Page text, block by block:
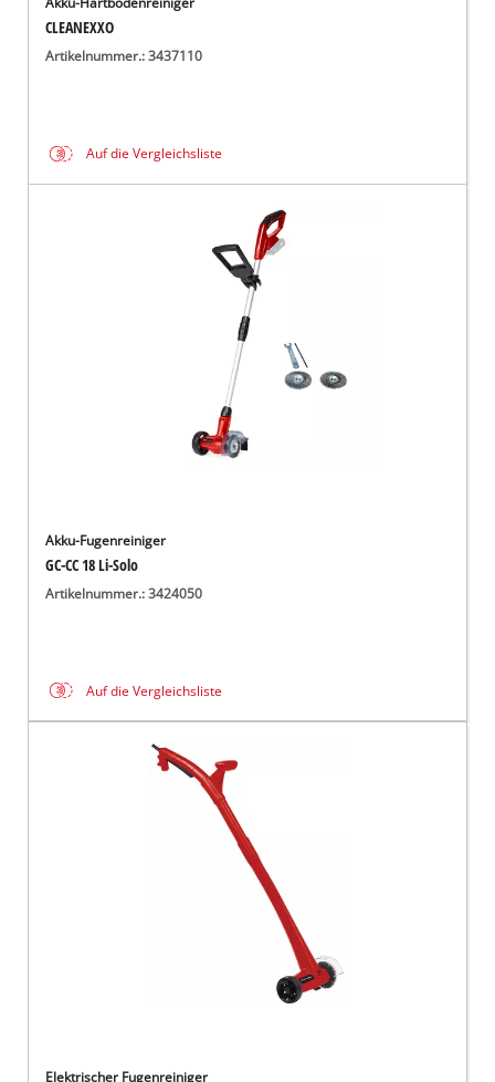
CLEANEXXO
Artikelnummer.: 3437110
Auf die Vergleichsliste
Akku-Fugenreiniger
GC-CC 18 Li-Solo
Artikelnummer.: 3424050
Auf die Vergleichsliste
Elektrischer Fugenreiniger